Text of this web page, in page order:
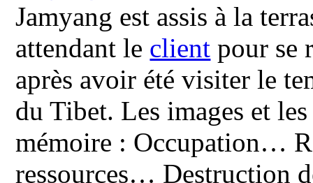
Jamyang est assis à la
attendant le client pour se
après avoir été visiter le
du Tibet. Les images et
mémoire : Occupation…
ressources… Destruction